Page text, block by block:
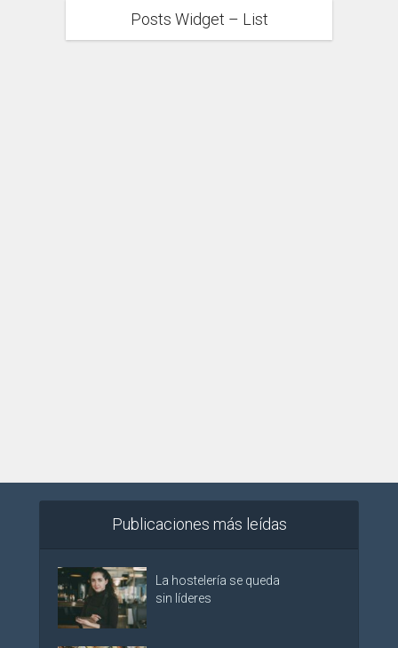
Posts Widget – List
Publicaciones más leídas
La hostelería se queda
sin líderes